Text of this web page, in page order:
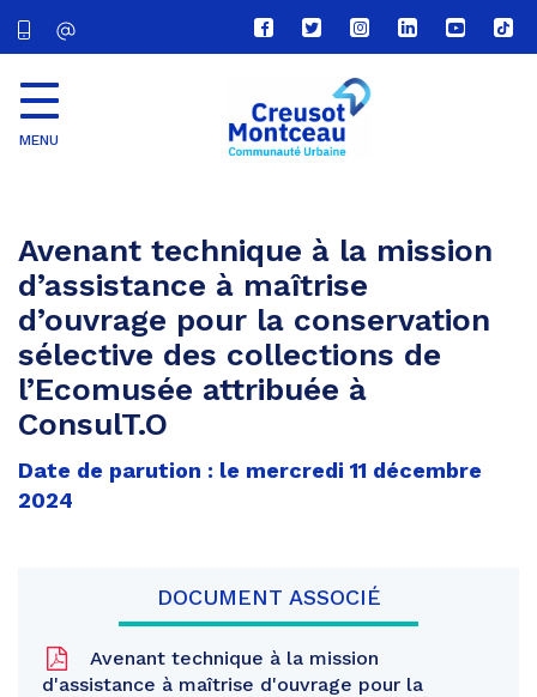
Lien
vers
compte
Facebook
Lien
vers
compte
Twitter
Lien
vers
le
compte
Lien
vers
Lien
vers
Lien
vers
MENU
Avenant technique à la mission
d’assistance à maîtrise
d’ouvrage pour la conservation
sélective des collections de
l’Ecomusée attribuée à
ConsulT.O
Date de parution : le mercredi 11 décembre
2024
DOCUMENT ASSOCIÉ
Avenant technique à la mission
d'assistance à maîtrise d'ouvrage pour la